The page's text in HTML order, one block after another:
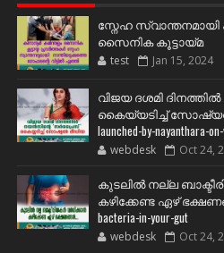
സ്നേഹ സ്വാന്തനമായി
സൈനിക കൂട്ടായ്മ
test Jan 15, 2024
വിജയ ദശമി
കൈയ്യടിച്ച് സോഷ്യല്‍
launched-by-nayanthara-
webdesk Oct 24,
കുടലിൽ നല്ല
കഴിക്കേണ്ട ഏഴ്
bacteria-in-your-gut
webdesk Oct 24,